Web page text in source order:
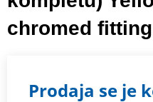
chromed
Prodaja se je